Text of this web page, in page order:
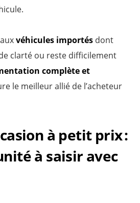
véhicules importés dont
clarté ou reste difficilement
complète et
le meilleur allié de l’acheteur
à petit prix :
à saisir avec